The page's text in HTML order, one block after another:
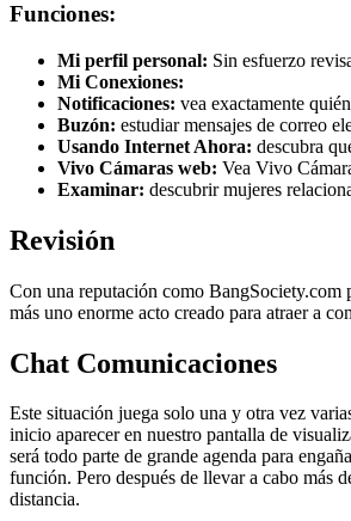
Funciones:
Mi perfil personal: Sin esfuerzo
Mi Conexiones:
Notificaciones: vea exactamente
Buzón: estudiar mensajes de correo
Usando Internet Ahora: descubra
Vivo Cámaras web: Vea Vivo
Examinar: descubrir mujeres
Revisión
Con una reputación como BangSociety.com
más uno enorme acto creado para atraer a
Chat Comunicaciones
Este situación juega solo una y otra vez
inicio aparecer en nuestro pantalla de
será todo parte de grande agenda para
función. Pero después de llevar a cabo más
distancia.